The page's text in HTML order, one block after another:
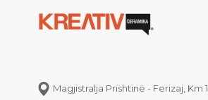
Magjistralja Prishtinë - Ferizaj, Km 1